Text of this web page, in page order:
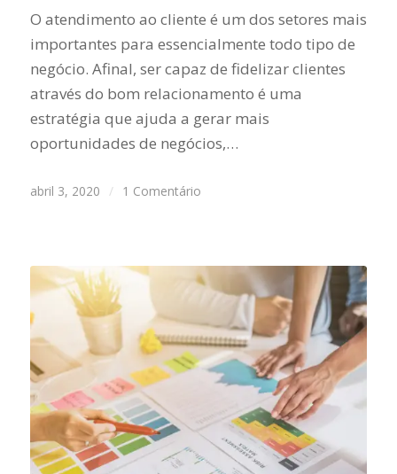
O atendimento ao cliente é um dos setores mais
importantes para essencialmente todo tipo de
negócio. Afinal, ser capaz de fidelizar clientes
através do bom relacionamento é uma
estratégia que ajuda a gerar mais
oportunidades de negócios,…
abril 3, 2020 / 1 Comentário